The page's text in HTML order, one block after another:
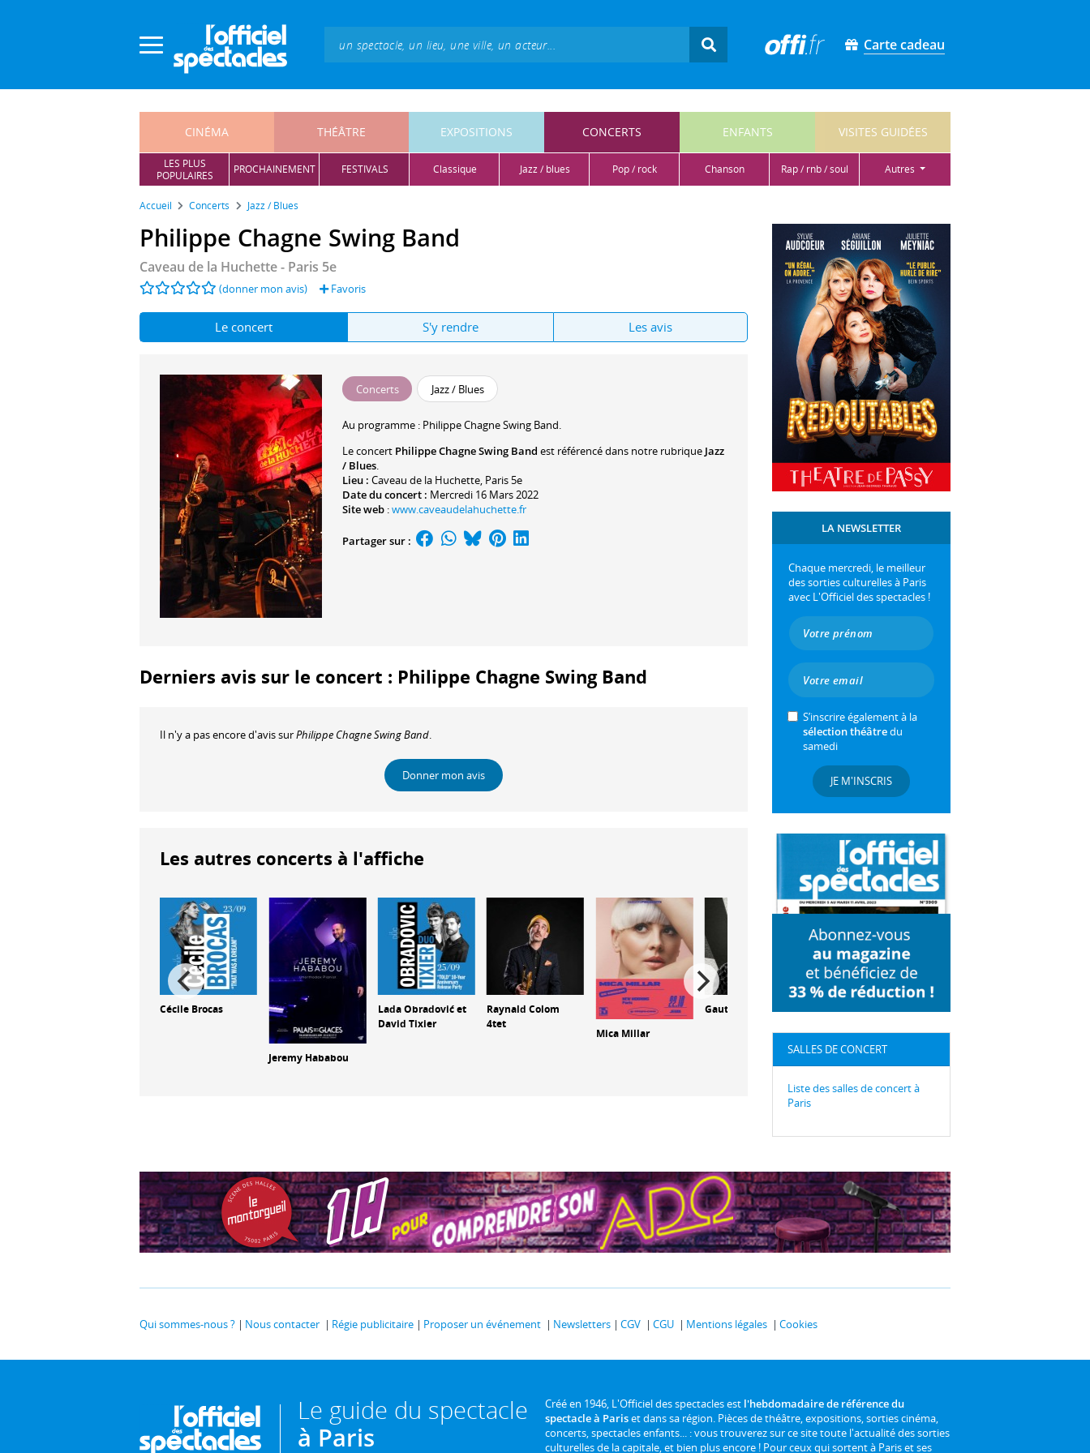
Carte cadeau
CINÉMA THÉÂTRE EXPOSITIONS CONCERTS ENFANTS VISITES GUIDÉES
LES PLUS
POPULAIRES
PROCHAINEMENT FESTIVALS classique jazz / blues pop / rock chanson rap / rnb / soul autres
Accueil Concerts Jazz / Blues
Philippe Chagne Swing Band
Caveau de la Huchette- Paris 5e
(donner mon avis) Favoris
Le concert S'y rendre Les avis
Concerts Jazz / Blues
Au programme : Philippe ChagneSwing Band.
Le concert Philippe Chagne Swing Band est référencé dans notre rubrique Jazz
/ Blues.
Lieu : Caveau de la Huchette, Paris 5e
Date du concert : Mercredi 16 Mars 2022
Site web :www.caveaudelahuchette.fr
Partager sur :
Derniers avis sur le concert : Philippe Chagne Swing Band
Il n'y a pas encore d'avis surPhilippe Chagne Swing Band
Donner mon avis
Les autres concerts à l'affiche
Cécile Brocas
Jeremy Hababou
Lada Obradović et
David Tixier
Raynald Colom
4tet
Mica Millar
Gautier Garrigue
LA NEWSLETTER
Chaque mercredi, le meilleur
des sorties culturelles à Paris
avec L'Officiel des spectacles !
S’inscrire également à la
sélection théâtredu
samedi
JE M'INSCRIS
SALLES DE CONCERT
Liste des salles de concert à
Paris
Qui sommes-nous ? Nous contacter Régie publicitaire Proposer un événement Newsletters CGV CGU Mentions légales Cookies
Le guide du spectacle
à Paris
Créé en 1946, L'Officiel des spectacles est l'hebdomadaire de référence du
spectacle à Pariset dans sa région. Pièces de théâtre, expositions, sorties cinéma,
concerts, spectacles enfants... : vous trouverez sur ce site toute l'actualité des sorties
culturelles de la capitale, et bien plus encore ! Pour ceux qui sortent à Paris et ses